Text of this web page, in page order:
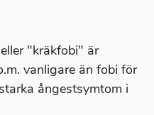
"kräkfobi" är
vanligare än fobi för
ångestsymtom i